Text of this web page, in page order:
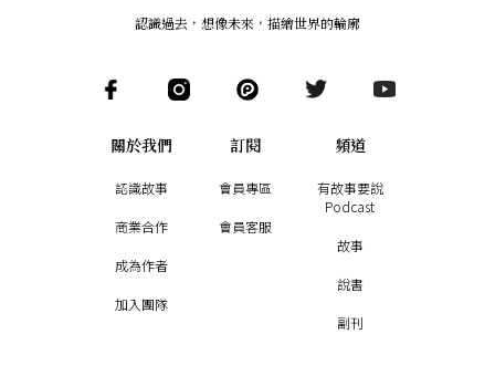
認識過去，想像未來 ， 描繪世界的輪廓
關於我們
認識故事
商業合作
成為作者
加入團隊
訂閱
會員專區
會員客服
頻道
有故事要說
Podcast
故事
說書
副刊